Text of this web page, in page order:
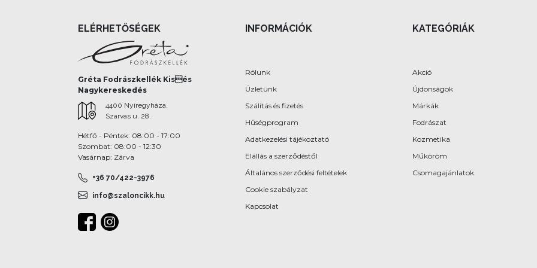
ELÉRHETŐSÉGEK
Gréta Fodrászkellék Kisés
Nagykereskedés
4400 Nyíregyháza,
Szarvas u. 28.
Hétfő - Péntek: 08:00 - 17:00
Szombat: 08:00 - 12:30
Vasárnap: Zárva
+36 70/422-3976
info@szaloncikk.hu
INFORMÁCIÓK
Rólunk
Üzletünk
Szálítás és fizetés
Hűségprogram
Adatkezelési tájékoztató
Elállás a szerződéstől
Általános szerződési feltételek
Cookie szabályzat
Kapcsolat
KATEGÓRIÁK
Akció
Újdonságok
Márkák
Fodrászat
Kozmetika
Műköröm
Csomagajánlatok